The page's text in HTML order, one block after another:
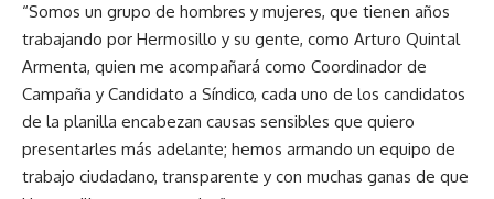
“Somos un grupo de hombres y mujeres, que tienen años
trabajando por Hermosillo y su gente, como Arturo Quintal
Armenta, quien me acompañará como Coordinador de
Campaña y Candidato a Síndico, cada uno de los candidatos
de la planilla encabezan causas sensibles que quiero
presentarles más adelante; hemos armando un equipo de
trabajo ciudadano, transparente y con muchas ganas de que